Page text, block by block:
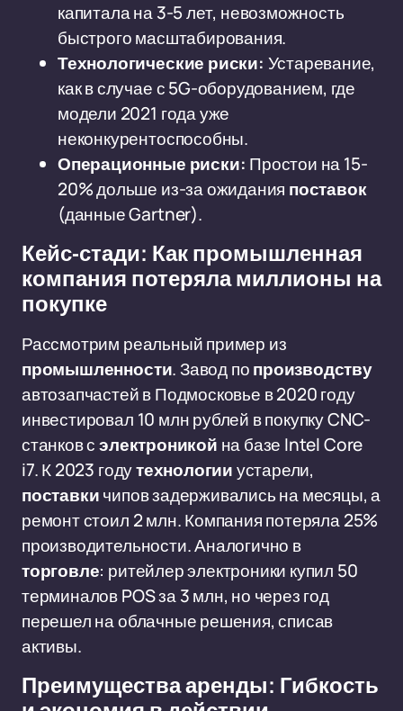
капитала на 3-5 лет, невозможность
быстрого масштабирования.
Технологические риски: Устаревание,
как в случае с 5G-оборудованием, где
модели 2021 года уже
неконкурентоспособны.
Операционные риски: Простои на 15-
20% дольше из-за ожидания поставок
(данные Gartner).
Кейс-стади: Как промышленная
компания потеряла миллионы на
покупке
Рассмотрим реальный пример из
промышленности. Завод попроизводству
автозапчастей в Подмосковье в 2020 году
инвестировал 10 млн рублей в покупку CNC-
станков сэлектроникой на базе Intel Core
i7. К 2023 годутехнологииустарели,
поставкичипов задерживались на месяцы, а
ремонт стоил 2 млн. Компания потеряла 25%
производительности. Аналогично в
торговле: ритейлер электроники купил 50
терминалов POS за 3 млн, но через год
перешел на облачные решения, списав
активы.
Преимущества аренды: Гибкость